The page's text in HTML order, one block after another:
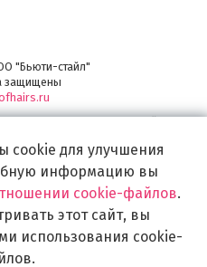
"Бьюти-стайл"
защищены
по созданию Вашего образа и стиля.
cookie для улучшения
информацию вы
cookie-файлов.
этот сайт, вы
использования cookie-